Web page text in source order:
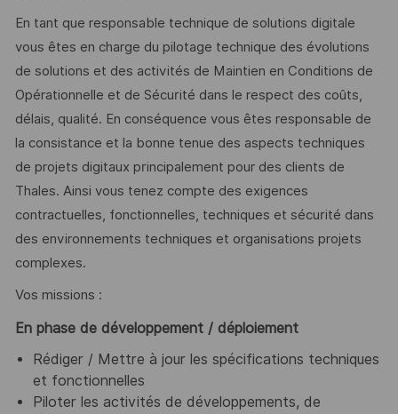
En tant que responsable technique de solutions digitale
vous êtes en charge du pilotage technique des évolutions
de solutions et des activités de Maintien en Conditions de
Opérationnelle et de Sécurité dans le respect des coûts,
délais, qualité. En conséquence vous êtes responsable de
la consistance et la bonne tenue des aspects techniques
de projets digitaux principalement pour des clients de
Thales. Ainsi vous tenez compte des exigences
contractuelles, fonctionnelles, techniques et sécurité dans
des environnements techniques et organisations projets
complexes.
Vos missions :
En phase de développement / déploiement
Rédiger / Mettre à jour les spécifications techniques
et fonctionnelles
Piloter les activités de développements, de